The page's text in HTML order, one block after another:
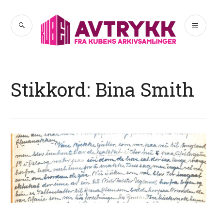
innhold
Avtrykk
SØK
Stikkord: Bina Smith